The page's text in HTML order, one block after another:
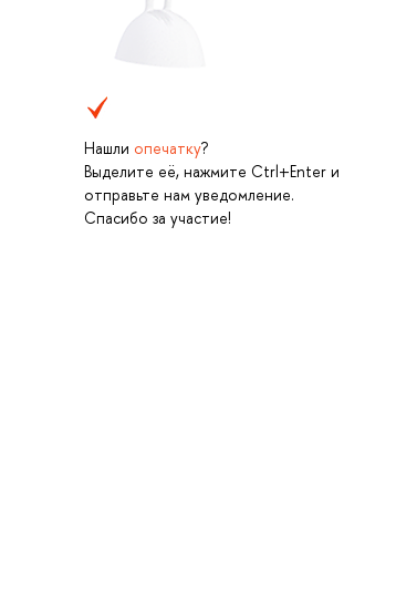
Нашли опечатку?
Выделите её, нажмите Ctrl+Enter и
отправьте нам уведомление.
Спасибо за участие!